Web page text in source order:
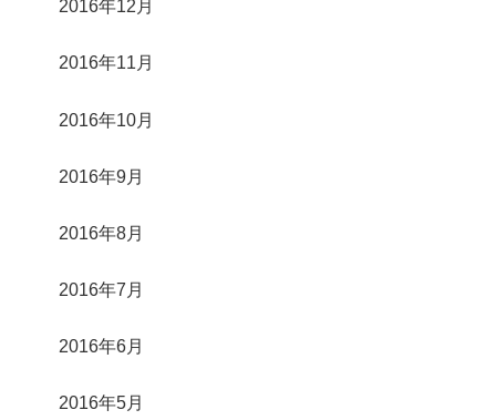
2016年12月
2016年11月
2016年10月
2016年9月
2016年8月
2016年7月
2016年6月
2016年5月